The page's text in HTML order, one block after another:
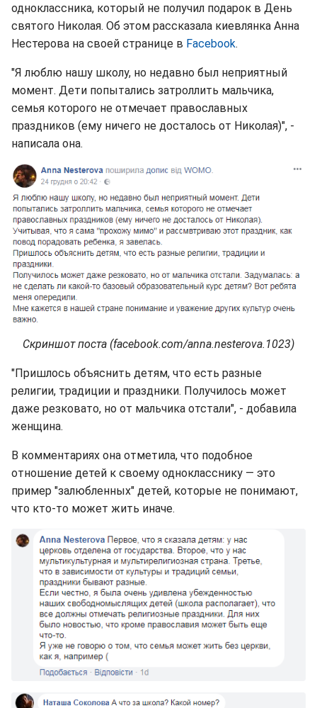
одноклассника, который не получил подарок в День
святого Николая. Об этом рассказала киевлянка Анна
Нестерова на своей странице в Facebook.
"Я люблю нашу школу, но недавно был неприятный
момент. Дети попытались затроллить мальчика,
семья которого не отмечает православных
праздников (ему ничего не досталось от Николая)", -
написала она.
Скриншот поста (facebook.com/anna.nesterova.1023)
"Пришлось объяснить детям, что есть разные
религии, традиции и праздники. Получилось может
даже резковато, но от мальчика отстали", - добавила
женщина.
В комментариях она отметила, что подобное
отношение детей к своему однокласснику — это
пример "залюбленных" детей, которые не понимают,
что кто-то может жить иначе.